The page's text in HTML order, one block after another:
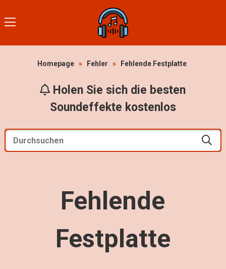
Homepage » Fehler » Fehlende Festplatte
Holen Sie sich die besten
Soundeffekte kostenlos
Fehlende
Festplatte